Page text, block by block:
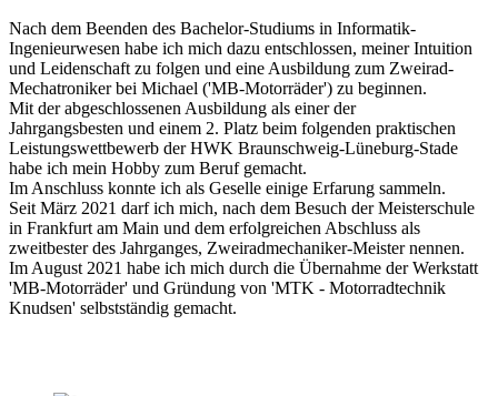
Nach dem Beenden des Bachelor-Studiums in Informatik-
Ingenieurwesen habe ich mich dazu entschlossen, meiner Intuition
und Leidenschaft zu folgen und eine Ausbildung zum Zweirad-
Mechatroniker bei Michael ('MB-Motorräder') zu beginnen.
Mit der abgeschlossenen Ausbildung als einer der
Jahrgangsbesten und einem 2. Platz beim folgenden praktischen
Leistungswettbewerb der HWK Braunschweig-Lüneburg-Stade
habe ich mein Hobby zum Beruf gemacht.
Im Anschluss konnte ich als Geselle einige Erfarung sammeln.
Seit März 2021 darf ich mich, nach dem Besuch der Meisterschule
in Frankfurt am Main und dem erfolgreichen Abschluss als
zweitbester des Jahrganges, Zweiradmechaniker-Meister nennen.
Im August 2021 habe ich mich durch die Übernahme der Werkstatt
'MB-Motorräder' und Gründung von 'MTK - Motorradtechnik
Knudsen' selbstständig gemacht.